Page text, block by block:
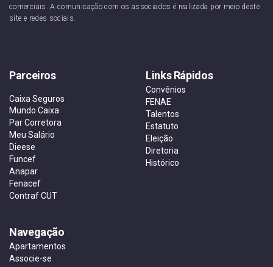
comerciais. A comunicação com os associados é realizada por meio deste
site e redes sociais.
Parceiros
Caixa Seguros
Mundo Caixa
Par Corretora
Meu Salário
Dieese
Funcef
Anapar
Fenacef
Contraf CUT
Links Rápidos
Convênios
FENAE
Talentos
Estatuto
Eleição
Diretoria
Histórico
Navegação
Apartamentos
Associe-se